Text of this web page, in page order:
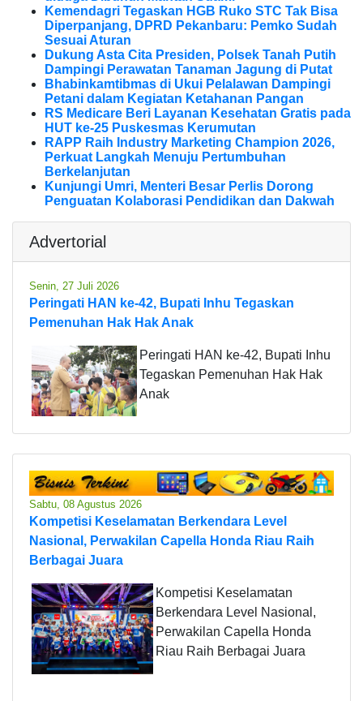
Kemendagri Tegaskan HGB Ruko STC Tak Bisa
Diperpanjang, DPRD Pekanbaru: Pemko Sudah
Sesuai Aturan
Dukung Asta Cita Presiden, Polsek Tanah Putih
Dampingi Perawatan Tanaman Jagung di Putat
Bhabinkamtibmas di Ukui Pelalawan Dampingi
Petani dalam Kegiatan Ketahanan Pangan
RS Medicare Beri Layanan Kesehatan Gratis pada
HUT ke-25 Puskesmas Kerumutan
RAPP Raih Industry Marketing Champion 2026,
Perkuat Langkah Menuju Pertumbuhan
Berkelanjutan
Kunjungi Umri, Menteri Besar Perlis Dorong
Penguatan Kolaborasi Pendidikan dan Dakwah
Advertorial
Senin, 27 Juli 2026
Peringati HAN ke-42, Bupati Inhu Tegaskan
Pemenuhan Hak Hak Anak
Peringati HAN ke-42, Bupati Inhu
Tegaskan Pemenuhan Hak Hak
Anak
Sabtu, 08 Agustus 2026
Kompetisi Keselamatan Berkendara Level
Nasional, Perwakilan Capella Honda Riau Raih
Berbagai Juara
Kompetisi Keselamatan
Berkendara Level Nasional,
Perwakilan Capella Honda
Riau Raih Berbagai Juara